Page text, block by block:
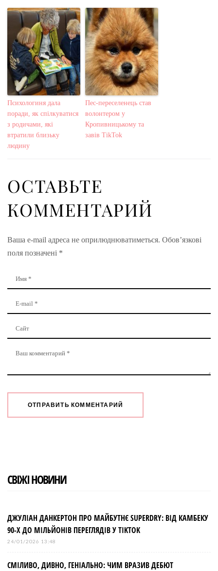
Психологиня дала
поради, як спілкуватися
з родичами, які
втратили близьку
людину
Пес-переселенець став
волонтером у
Кропивницькому та
завів TikTok
ОСТАВЬТЕ
КОММЕНТАРИЙ
Ваша e-mail адреса не оприлюднюватиметься. Обов’язкові
поля позначені *
СВІЖІ НОВИНИ
ДЖУЛІАН ДАНКЕРТОН ПРО МАЙБУТНЄ SUPERDRY: ВІД КАМБЕКУ
90-Х ДО МІЛЬЙОНІВ ПЕРЕГЛЯДІВ У TIKTOK
24/01/2026 13:48
СМІЛИВО, ДИВНО, ГЕНІАЛЬНО: ЧИМ ВРАЗИВ ДЕБЮТ